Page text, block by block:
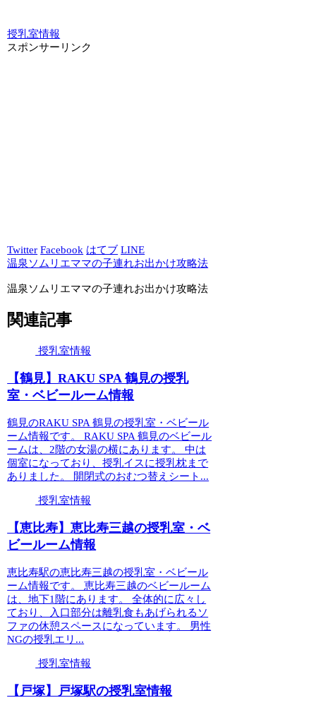
授乳室情報
スポンサーリンク
Twitter Facebook はてブ LINE
温泉ソムリエママの子連れお出かけ攻略法
温泉ソムリエママの子連れお出かけ攻略法
関連記事
授乳室情報
【鶴見】RAKU SPA 鶴見の授乳
室・ベビールーム情報
鶴見のRAKU SPA 鶴見の授乳室・ベビール
ーム情報です。 RAKU SPA 鶴見のベビール
ームは、2階の女湯の横にあります。 中は
個室になっており、授乳イスに授乳枕まで
ありました。 開閉式のおむつ替えシート...
授乳室情報
【恵比寿】恵比寿三越の授乳室・ベ
ビールーム情報
恵比寿駅の恵比寿三越の授乳室・ベビール
ーム情報です。 恵比寿三越のベビールーム
は、地下1階にあります。 全体的に広々し
ており、入口部分は離乳食もあげられるソ
ファの休憩スペースになっています。 男性
NGの授乳エリ...
授乳室情報
【戸塚】戸塚駅の授乳室情報